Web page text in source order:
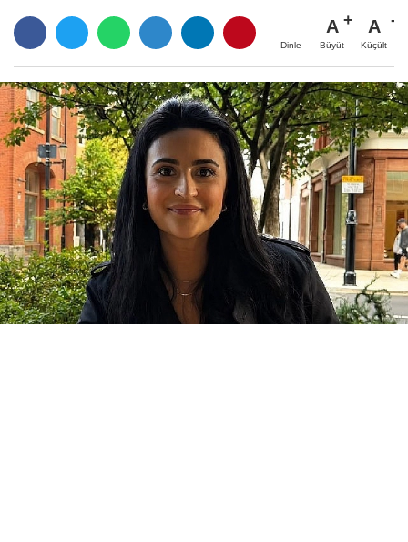
Dinle
A
Büyüt
A
Küçült